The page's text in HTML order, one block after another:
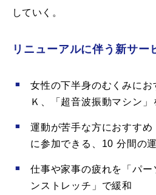
していく。
リニューアルに伴う新サー
女性の下半身のむくみにお
Ｋ、「超音波振動マシン」
運動が苦手な方におすす
に参加できる、10 分間の
仕事や家事の疲れを「パー
ンストレッチ」で緩和